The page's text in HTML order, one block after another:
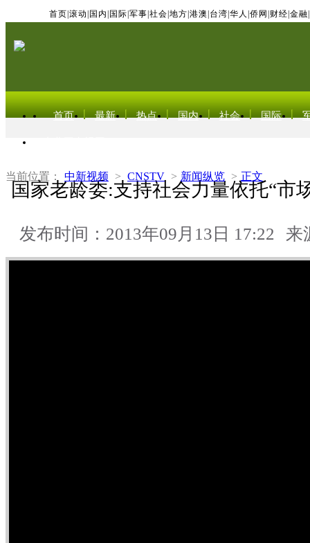
首页 滚动 国内 国际 军事 社会 地方 港澳 台湾 华人 侨网 财经 金融
首页 最新 热点 国内 社会 国际
当前位置： 中新视频 > CNSTV > 新闻纵览 > 正文
国家老龄委:支持社会力量依托“市
发布时间：2013年09月13日 17:22 来